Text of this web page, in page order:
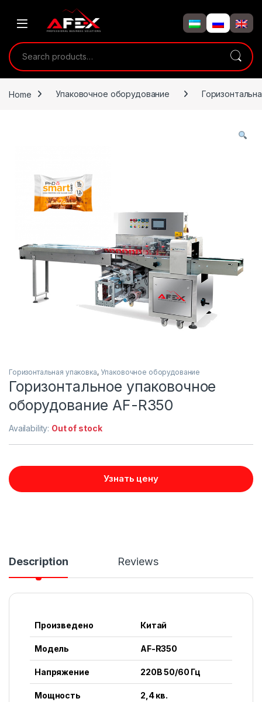
Search for:
Home Упаковочное оборудование
Горизонтальная упаковка, Упаковочное оборудование
Горизонтальное упаковочное
оборудование AF-R350
Availability: Out of stock
Узнать цену
Description Reviews
Произведено Китай
Модель AF-R350
Напряжение 220В 50/60 Гц
Мощность 2,4 кв.